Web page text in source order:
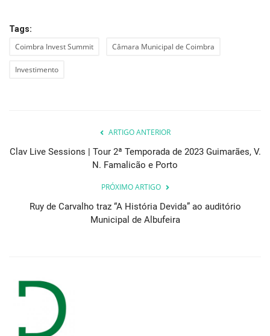
Tags:
Coimbra Invest Summit Câmara Municipal de Coimbra
Investimento
ARTIGO ANTERIOR
Clav Live Sessions | Tour 2ª Temporada de 2023 Guimarães, V.
N. Famalicão e Porto
PRÓXIMO ARTIGO
Ruy de Carvalho traz “A História Devida” ao auditório
Municipal de Albufeira